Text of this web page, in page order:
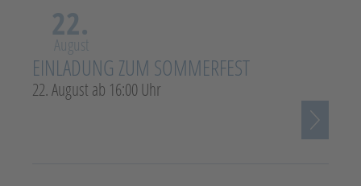
22.
August
EINLADUNG ZUM SOMMERFEST
22. August ab 16:00 Uhr